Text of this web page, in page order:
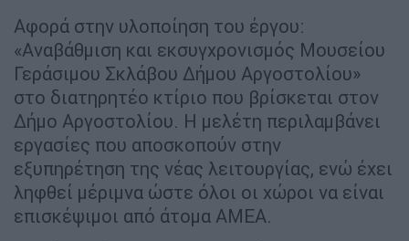
Αφορά στην υλοποίηση του έργου:
«Αναβάθμιση και εκσυγχρονισμός Μουσείου
Γεράσιμου Σκλάβου Δήμου Αργοστολίου»
στο διατηρητέο κτίριο που βρίσκεται στον
Δήμο Αργοστολίου. Η μελέτη περιλαμβάνει
εργασίες που αποσκοπούν στην
εξυπηρέτηση της νέας λειτουργίας, ενώ έχει
ληφθεί μέριμνα ώστε όλοι οι χώροι να είναι
επισκέψιμοι από άτομα ΑΜΕΑ.